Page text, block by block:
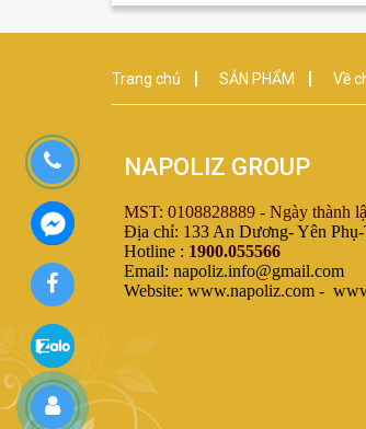
Trang chủ SẢN PHẨM Về
NAPOLIZ GROUP
MST: 0108828889 - Ngày thành
Địa chỉ: 133 An Dương- Yên
Hotline : 1900.055566
Email: napoliz.info@gmail.com
Website: www.napoliz.com -